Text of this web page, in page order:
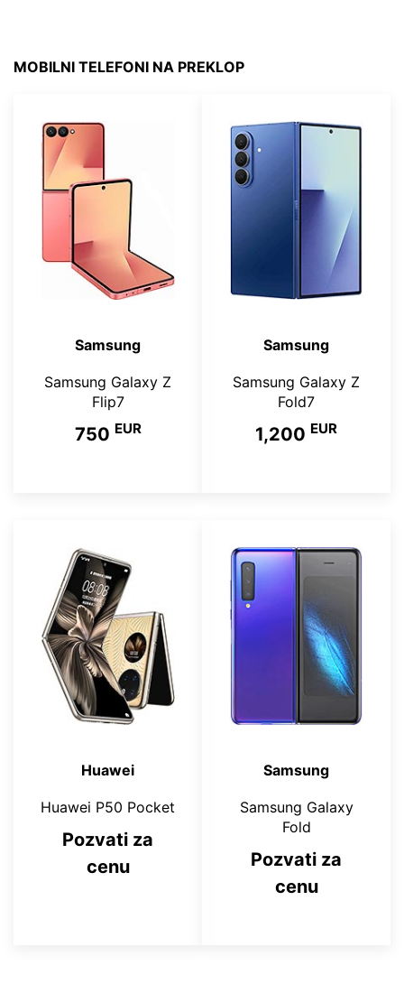
MOBILNI TELEFONI NA PREKLOP
Samsung
Samsung Galaxy Z
Flip7
750 EUR
Samsung
Samsung Galaxy Z
Fold7
1,200 EUR
Huawei
Huawei P50 Pocket
Pozvati za
cenu
Samsung
Samsung Galaxy
Fold
Pozvati za
cenu